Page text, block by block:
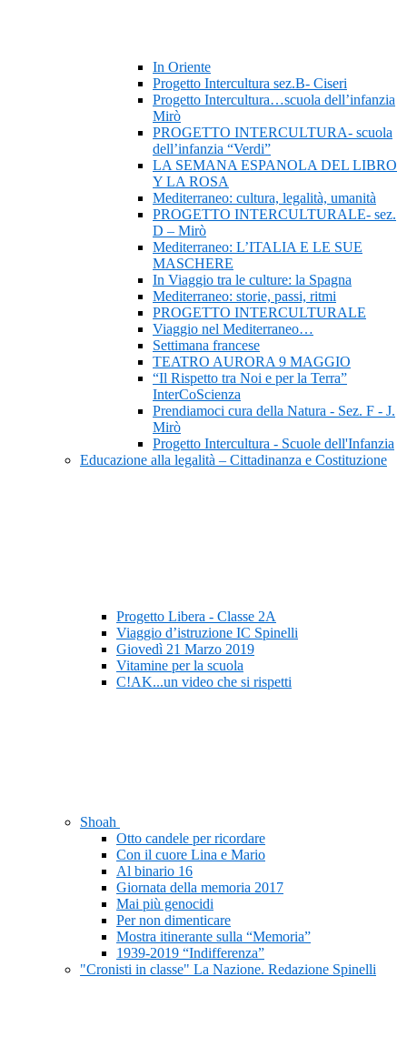
In Oriente
Progetto Intercultura sez.B- Ciseri
Progetto Intercultura…scuola dell’infanzia
Mirò
PROGETTO INTERCULTURA- scuola
dell’infanzia “Verdi”
LA SEMANA ESPANOLA DEL LIBRO
Y LA ROSA
Mediterraneo: cultura, legalità, umanità
PROGETTO INTERCULTURALE- sez.
D – Mirò
Mediterraneo: L’ITALIA E LE SUE
MASCHERE
In Viaggio tra le culture: la Spagna
Mediterraneo: storie, passi, ritmi
PROGETTO INTERCULTURALE
Viaggio nel Mediterraneo…
Settimana francese
TEATRO AURORA 9 MAGGIO
“Il Rispetto tra Noi e per la Terra”
InterCoScienza
Prendiamoci cura della Natura - Sez. F - J.
Mirò
Progetto Intercultura - Scuole dell'Infanzia
Educazione alla legalità – Cittadinanza e Costituzione
Progetto Libera - Classe 2A
Viaggio d’istruzione IC Spinelli
Giovedì 21 Marzo 2019
Vitamine per la scuola
C!AK...un video che si rispetti
Shoah
Otto candele per ricordare
Con il cuore Lina e Mario
Al binario 16
Giornata della memoria 2017
Mai più genocidi
Per non dimenticare
Mostra itinerante sulla “Memoria”
1939-2019 “Indifferenza”
"Cronisti in classe" La Nazione. Redazione Spinelli